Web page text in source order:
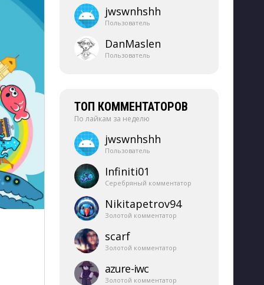
jwswnhshh
Пользователь
DanMaslen
Пользователь
ТОП КОММЕНТАТОРОВ
По лайкам за неделю
jwswnhshh
Пользователь
Infiniti01
Серебряный комментатор
Nikitapetrov94
Золотой комментатор
scarf
Золотой комментатор
azure-​iwc
Золотой комментатор